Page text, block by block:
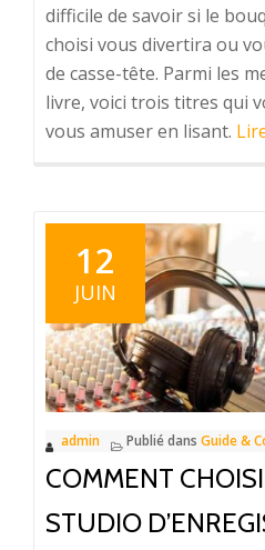
difficile de savoir si le
choisi vous divertira ou
de casse-tête. Parmi les
livre, voici trois titres qui
vous amuser en lisant.
12
JUIN
admin Publié dans Guide &
COMMENT
STUDIO